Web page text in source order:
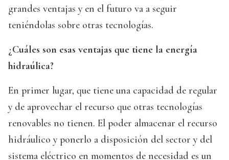
grandes ventajas y en el futuro va a seguir
teniéndolas sobre otras tecnologías.
¿Cuáles son esas ventajas que tiene la energía
hidraúlica?
En primer lugar, que tiene una capacidad de regular
y de aprovechar el recurso que otras tecnologías
renovables no tienen. El poder almacenar el recurso
hidráulico y ponerlo a disposición del sector y del
sistema eléctrico en momentos de necesidad es un